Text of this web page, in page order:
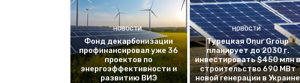
НОВОСТИ
Фонд декарбонизации
профинансировал уже 36
проектов по
энергоэффективности и
развитию ВИЭ
НОВОСТИ
Турецкая Onur Group
планирует до 2030 г.
инвестировать $450 млн
строительство 690 МВт
новой генерации в Украине